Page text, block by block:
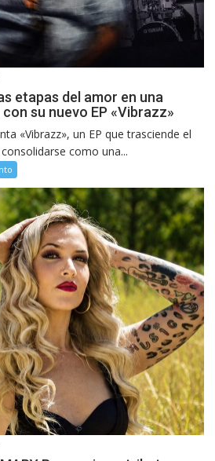
etapas del amor en una
su nuevo EP «Vibrazz»
«Vibrazz», un EP que trasciende el
como una...